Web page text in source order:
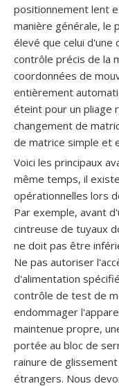
positionnement lent
manière générale, le
élevé que celui d'une
contrôle précis de la
coordonnées de
entièrement
éteint pour un pliage
changement de
de matrice simple et
Voici les principaux
même temps, il
opérationnelles lors
Par exemple, avant
cintreuse de tuyaux
ne doit pas être
Ne pas autoriser
d'alimentation
contrôle de test de
endommager
maintenue propre,
portée au bloc de
rainure de
étrangers. Nous